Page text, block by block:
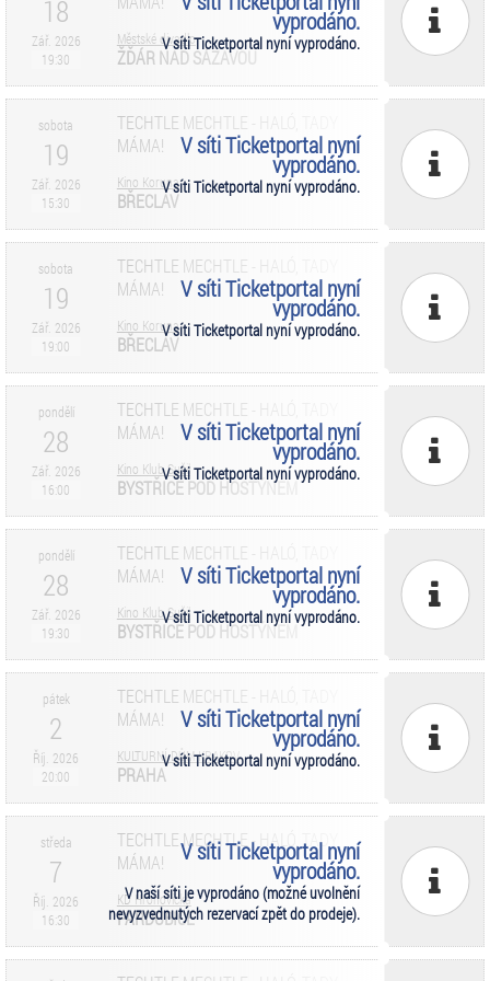
18
Zář. 2026
19:30
vyprodáno.
V síti Ticketportal nyní vyprodáno.
Městské divadlo
ŽĎÁR NAD SÁZAVOU
sobota
19
Zář. 2026
15:30
V síti Ticketportal nyní
vyprodáno.
V síti Ticketportal nyní vyprodáno.
TECHTLE MECHTLE - HALÓ, TADY
MÁMA!
Kino Koruna
BŘECLAV
sobota
19
Zář. 2026
19:00
V síti Ticketportal nyní
vyprodáno.
V síti Ticketportal nyní vyprodáno.
TECHTLE MECHTLE - HALÓ, TADY
MÁMA!
Kino Koruna
BŘECLAV
pondělí
28
Zář. 2026
16:00
V síti Ticketportal nyní
vyprodáno.
V síti Ticketportal nyní vyprodáno.
TECHTLE MECHTLE - HALÓ, TADY
MÁMA!
Kino Klub Sušil
BYSTŘICE POD HOSTÝNEM
pondělí
28
Zář. 2026
19:30
V síti Ticketportal nyní
vyprodáno.
V síti Ticketportal nyní vyprodáno.
TECHTLE MECHTLE - HALÓ, TADY
MÁMA!
Kino Klub Sušil
BYSTŘICE POD HOSTÝNEM
pátek
2
Říj. 2026
20:00
V síti Ticketportal nyní
vyprodáno.
V síti Ticketportal nyní vyprodáno.
TECHTLE MECHTLE - HALÓ, TADY
MÁMA!
KULTURNÍ DŮM KRAKOV
PRAHA
středa
7
Říj. 2026
16:30
V síti Ticketportal nyní
vyprodáno.
V naší síti je vyprodáno (možné uvolnění
nevyzvednutých rezervací zpět do prodeje).
TECHTLE MECHTLE - HALÓ, TADY
MÁMA!
KD Hronovická
PARDUBICE